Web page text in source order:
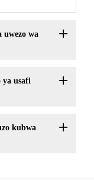
uwezo wa
usafi
kubwa